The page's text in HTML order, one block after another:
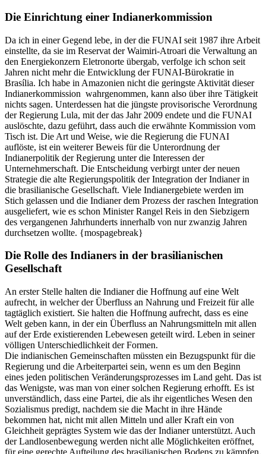
Die Einrichtung einer Indianerkommission
Da ich in einer Gegend lebe, in der die FUNAI seit 1987 ihre Arbeit
einstellte, da sie im Reservat der Waimiri-Atroari die Verwaltung an
den Energiekonzern Eletronorte übergab, verfolge ich schon seit
Jahren nicht mehr die Entwicklung der FUNAI-Bürokratie in
Brasília. Ich habe in Amazonien nicht die geringste Aktivität dieser
Indianerkommission wahrgenommen, kann also über ihre Tätigkeit
nichts sagen. Unterdessen hat die jüngste provisorische Verordnung
der Regierung Lula, mit der das Jahr 2009 endete und die FUNAI
auslöschte, dazu geführt, dass auch die erwähnte Kommission vom
Tisch ist. Die Art und Weise, wie die Regierung die FUNAI
auflöste, ist ein weiterer Beweis für die Unterordnung der
Indianerpolitik der Regierung unter die Interessen der
Unternehmerschaft. Die Entscheidung verbirgt unter der neuen
Strategie die alte Regierungspolitik der Integration der Indianer in
die brasilianische Gesellschaft. Viele Indianergebiete werden im
Stich gelassen und die Indianer dem Prozess der raschen Integration
ausgeliefert, wie es schon Minister Rangel Reis in den Siebzigern
des vergangenen Jahrhunderts innerhalb von nur zwanzig Jahren
durchsetzen wollte. {mospagebreak}
Die Rolle des Indianers in der brasilianischen
Gesellschaft
An erster Stelle halten die Indianer die Hoffnung auf eine Welt
aufrecht, in welcher der Überfluss an Nahrung und Freizeit für alle
tagtäglich existiert. Sie halten die Hoffnung aufrecht, dass es eine
Welt geben kann, in der ein Überfluss an Nahrungsmitteln mit allen
auf der Erde existierenden Lebewesen geteilt wird. Leben in seiner
völligen Unterschiedlichkeit der Formen.
Die indianischen Gemeinschaften müssten ein Bezugspunkt für die
Regierung und die Arbeiterpartei sein, wenn es um den Beginn
eines jeden politischen Veränderungsprozesses im Land geht. Das ist
das Wenigste, was man von einer solchen Regierung erhofft. Es ist
unverständlich, dass eine Partei, die als ihr eigentliches Wesen den
Sozialismus predigt, nachdem sie die Macht in ihre Hände
bekommen hat, nicht mit allen Mitteln und aller Kraft ein von
Gleichheit geprägtes System wie das der Indianer unterstützt. Auch
der Landlosenbewegung werden nicht alle Möglichkeiten eröffnet,
für eine gerechte Aufteilung des brasilianischen Bodens zu kämpfen.